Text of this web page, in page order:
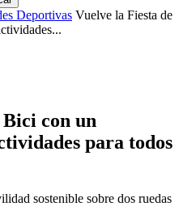
Deportivas Vuelve la Fiesta de
con un
para todos
sostenible sobre dos ruedas